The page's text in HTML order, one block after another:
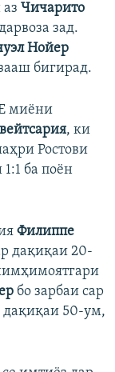
аз Чичарито
зад.
Нойер
бигирад.
миёни
, ки
Ростови
ба поён
Филиппе
дақиқаи 20-
бо зарбаи сар
дақиқаи 50-ум,